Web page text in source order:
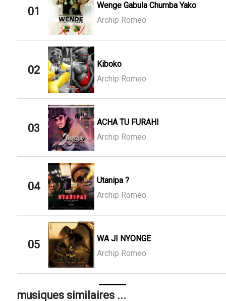
01
Wenge Gabula Chumba Yako
Archip Romeo
02
Kiboko
Archip Romeo
03
ACHA TU FURAHI
Archip Romeo
04
Utanipa ?
Archip Romeo
05
WA JI NYONGE
Archip Romeo
musiques similaires ...